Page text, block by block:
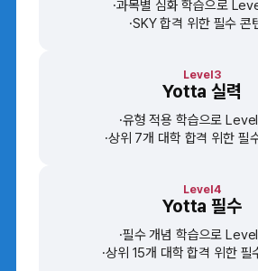
과목별 심화 학습으로
SKY 합격 위한 필수 콘
Level3
Yotta 실력
유형 적용 학습으로
상위 7개 대학 합격 위한 필
Level4
Yotta 필수
필수 개념 학습으로
상위 15개 대학 합격 위한 필